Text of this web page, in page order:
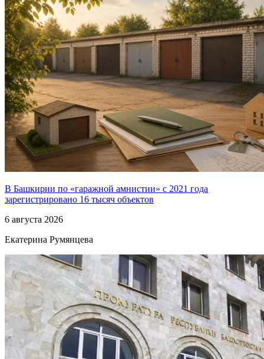
В Башкирии по «гаражной амнистии» с 2021 года
зарегистрировано 16 тысяч объектов
6 августа 2026
Екатерина Румянцева